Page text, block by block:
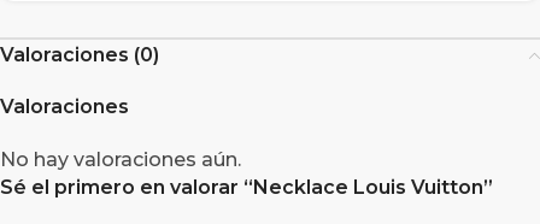
Valoraciones (0)
Valoraciones
No hay valoraciones aún.
Sé el primero en valorar “ Necklace Louis Vuitton”